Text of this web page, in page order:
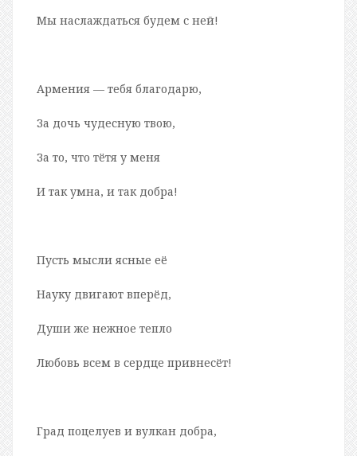
Мы наслаждаться будем с ней!
Армения — тебя благодарю,
За дочь чудесную твою,
За то, что тётя у меня
И так умна, и так добра!
Пусть мысли ясные её
Науку двигают вперёд,
Души же нежное тепло
Любовь всем в сердце привнесёт!
Град поцелуев и вулкан добра,